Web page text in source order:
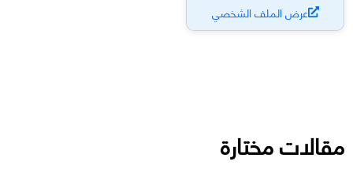
عرض الملف الشخصي
مقالات مختارة